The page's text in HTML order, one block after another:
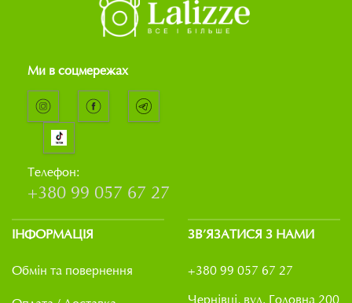
Ми в соцмережах
Телефон:
+380 99 057 67 27
ІНФОРМАЦІЯ
Обмін та повернення
ЗВ’ЯЗАТИСЯ З НАМИ
+380 99 057 67 27
Чернівці, вул. Головна 200